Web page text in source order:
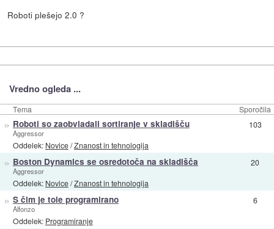
Roboti plešejo 2.0 ?
Vredno ogleda ...
Tema Sporočila
» Roboti so zaobvladali sortiranje v skladišču
Aggressor
Oddelek: Novice/Znanost in tehnologija
103
» Boston Dynamics se osredotoča na skladišča
Aggressor
Oddelek: Novice/Znanost in tehnologija
20
» S čim je tole programirano
Alfonzo
Oddelek: Programiranje
6